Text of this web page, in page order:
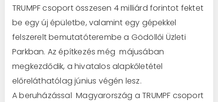
TRUMPF csoport összesen 4 milliárd forintot fektet
be egy új épületbe, valamint egy gépekkel
felszerelt bemutatóterembe a Gödöllői Üzleti
Parkban. Az építkezés még májusában
megkezdődik, a hivatalos alapkőletétel
előreláthatólag június végén lesz.
A beruházással Magyarország a TRUMPF csoport